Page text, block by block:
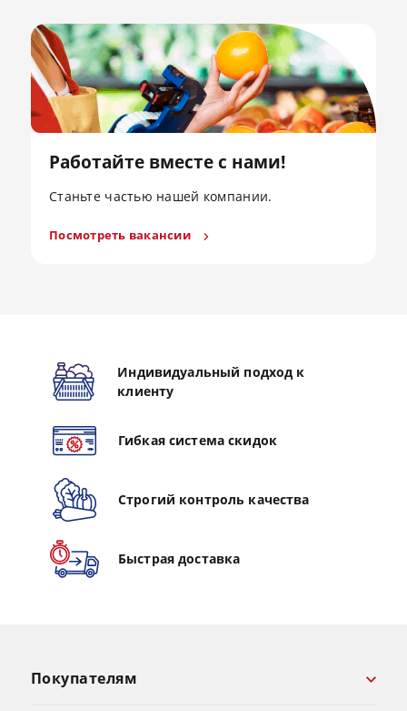
Работайте вместе с нами!
Станьте частью нашей компании.
Посмотреть вакансии
Индивидуальный подход к
клиенту
Гибкая система скидок
Строгий контроль качества
Быстрая доставка
Покупателям